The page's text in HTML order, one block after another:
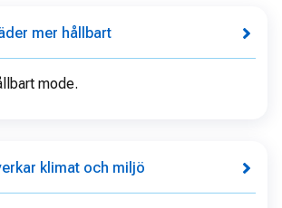
mer hållbart
mode.
klimat och miljö